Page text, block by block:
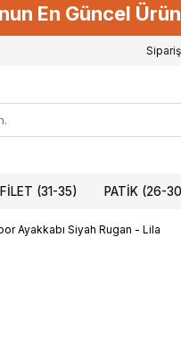
En Güncel
FILET (31-35) PATIK (26-
Ayakkabı Siyah Rugan - Lila